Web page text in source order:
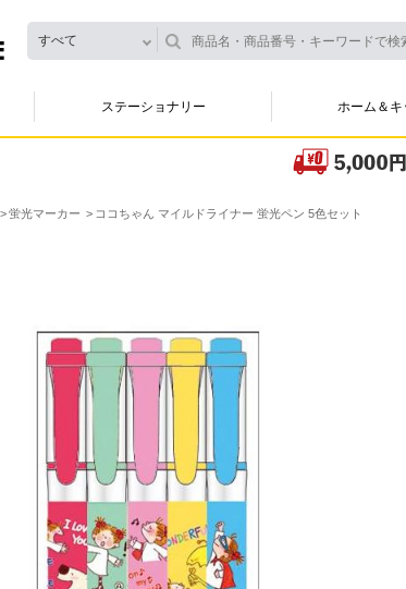
すべて
ステーショナリー ホーム＆キ
蛍光マーカー ココちゃん マイルドライナー 蛍光ペン 5色セット